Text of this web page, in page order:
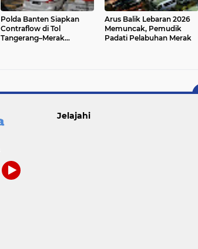
Polda Banten Siapkan
Contraflow di Tol
Tangerang–Merak
Arus Balik Lebaran 2026
Memuncak, Pemudik
Padati Pelabuhan Merak
Jelajahi